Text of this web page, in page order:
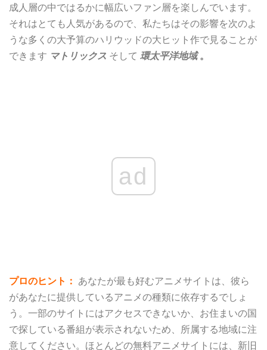
成人層の中ではるかに幅広いファン層を楽しんでいます。
それはとても人気があるので、私たちはその影響を次のよ
うな多くの大予算のハリウッドの大ヒット作で見ることが
できます マトリックス そして 環太平洋地域。
ad
プロのヒント： あなたが最も好むアニメサイトは、彼ら
があなたに提供しているアニメの種類に依存するでしょ
う。一部のサイトにはアクセスできないか、お住まいの国
で探している番組が表示されないため、所属する地域に注
意してください。ほとんどの無料アニメサイトには、新旧